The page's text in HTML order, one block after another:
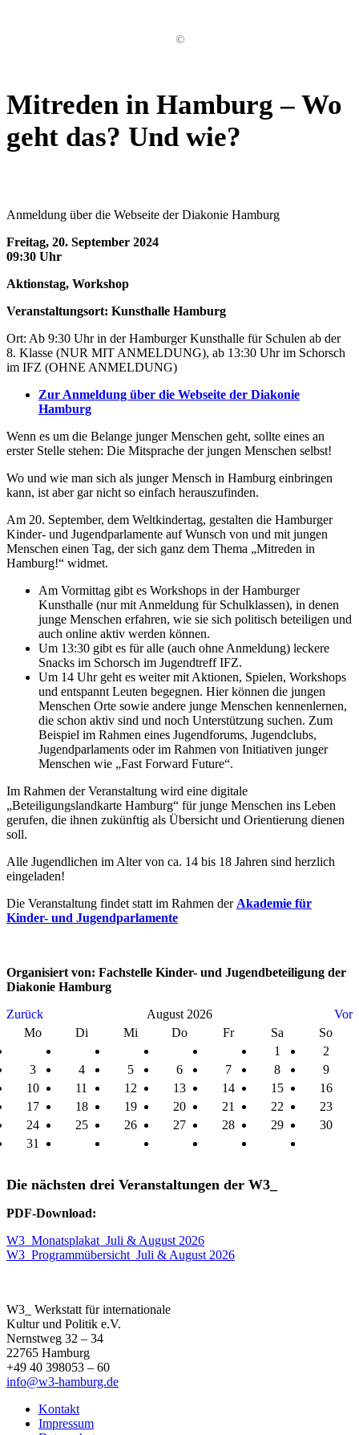
©
Mitreden in Hamburg – Wo
geht das? Und wie?
Anmeldung über die Webseite der Diakonie Hamburg
Freitag, 20. September 2024
09:30 Uhr
Aktionstag, Workshop
Veranstaltungsort: Kunsthalle Hamburg
Ort: Ab 9:30 Uhr in der Hamburger Kunsthalle für Schulen ab der
8. Klasse (NUR MIT ANMELDUNG), ab 13:30 Uhr im Schorsch
im IFZ (OHNE ANMELDUNG)
Zur Anmeldung über die Webseite der Diakonie
Hamburg
Wenn es um die Belange junger Menschen geht, sollte eines an
erster Stelle stehen: Die Mitsprache der jungen Menschen selbst!
Wo und wie man sich als junger Mensch in Hamburg einbringen
kann, ist aber gar nicht so einfach herauszufinden.
Am 20. September, dem Weltkindertag, gestalten die Hamburger
Kinder- und Jugendparlamente auf Wunsch von und mit jungen
Menschen einen Tag, der sich ganz dem Thema „Mitreden in
Hamburg!“ widmet.
Am Vormittag gibt es Workshops in der Hamburger
Kunsthalle (nur mit Anmeldung für Schulklassen), in denen
junge Menschen erfahren, wie sie sich politisch beteiligen und
auch online aktiv werden können.
Um 13:30 gibt es für alle (auch ohne Anmeldung) leckere
Snacks im Schorsch im Jugendtreff IFZ.
Um 14 Uhr geht es weiter mit Aktionen, Spielen, Workshops
und entspannt Leuten begegnen. Hier können die jungen
Menschen Orte sowie andere junge Menschen kennenlernen,
die schon aktiv sind und noch Unterstützung suchen. Zum
Beispiel im Rahmen eines Jugendforums, Jugendclubs,
Jugendparlaments oder im Rahmen von Initiativen junger
Menschen wie „Fast Forward Future“.
Im Rahmen der Veranstaltung wird eine digitale
„Beteiligungslandkarte Hamburg“ für junge Menschen ins Leben
gerufen, die ihnen zukünftig als Übersicht und Orientierung dienen
soll.
Alle Jugendlichen im Alter von ca. 14 bis 18 Jahren sind herzlich
eingeladen!
Die Veranstaltung findet statt im Rahmen der Akademie für
Kinder- und Jugendparlamente
Organisiert von: Fachstelle Kinder- und Jugendbeteiligung der
Diakonie Hamburg
Zurück
August 2026
Vor
Mo
Di Mi Do Fr Sa
So
1
2
3
4 5 6 7 8
9
10
11 12 13 14 15
16
17
18 19 20 21 22
23
24
25 26 27 28 29
30
31
Die nächsten drei Veranstaltungen der W3_
PDF-Download:
W3_Monatsplakat_Juli & August 2026
W3_Programmübersicht_Juli & August 2026
W3_ Werkstatt für internationale
Kultur und Politik e.V.
Nernstweg 32 – 34
22765 Hamburg
+49 40 398053 – 60
info@w3-hamburg.de
Kontakt
Impressum